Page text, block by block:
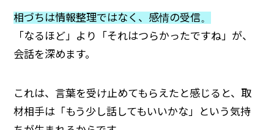
相づちは情報整理ではなく、感情の受信。
「なるほど」より「それはつらかったですね」が、
会話を深めます。
これは、言葉を受け止めてもらえたと感じると、取
材相手は「もう少し話してもいいかな」という気持